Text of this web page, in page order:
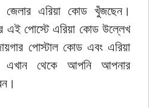
জেলার এরিয়া কোড খুঁজছেন।
এই পোস্টে এরিয়া কোড উল্লেখ
পোস্টাল কোড এবং এরিয়া
থেকে আপনি আপনার